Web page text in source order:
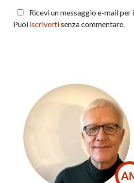
Ricevi un messaggio e-mail per
Puoi iscrivertisenza commentare.